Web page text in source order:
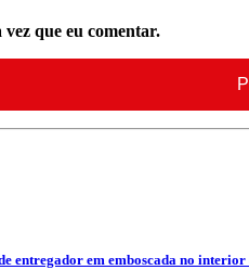
que eu comentar.
entregador em emboscada no interior